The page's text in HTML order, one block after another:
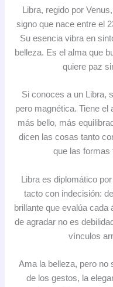
Libra, regido por
signo que nace entre el
Su esencia vibra en
belleza. Es el alma que
quiere paz
Si conoces a un Libra,
pero magnética. Tiene el
más bello, más
dicen las cosas tanto
que las formas
Libra es diplomático
tacto con indecisión:
brillante que evalúa
de agradar no es
vínculos
Ama la belleza, pero no
de los gestos, la